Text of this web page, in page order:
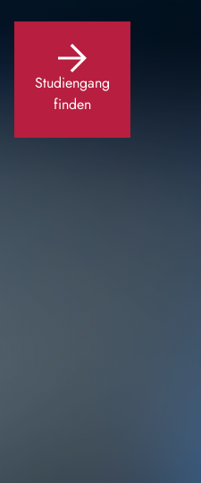
Studiengang
finden